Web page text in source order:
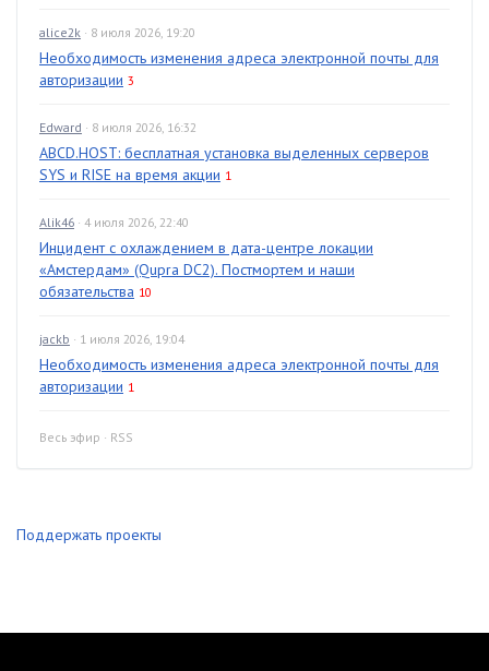
alice2k · 8 июля 2026, 19:20
Необходимость изменения адреса электронной почты для
авторизации 3
Edward · 8 июля 2026, 16:32
ABCD.HOST: бесплатная установка выделенных серверов
SYS и RISE на время акции 1
Alik46 · 4 июля 2026, 22:40
Инцидент с охлаждением в дата-центре локации
«Амстердам» (Qupra DC2). Постмортем и наши
обязательства 10
jackb · 1 июля 2026, 19:04
Необходимость изменения адреса электронной почты для
авторизации 1
Весь эфир · RSS
Поддержать проекты